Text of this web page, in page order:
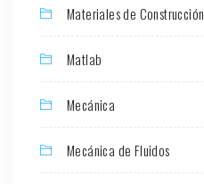
Materiales de Construcción
Matlab
Mecánica
Mecánica de Fluidos